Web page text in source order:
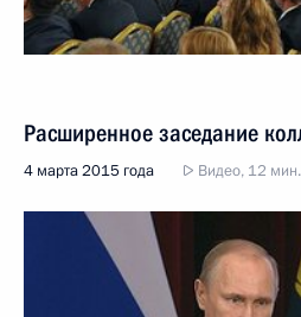
Расширенное заседание
4 марта 2015 года Видео, 12 мин.